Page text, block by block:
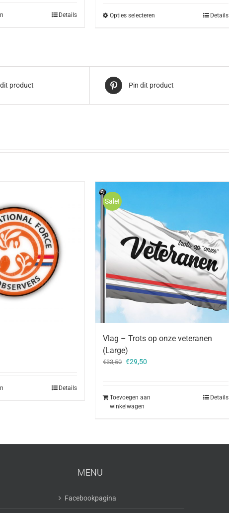
Details Opties selecteren Details
product Pin dit product
Details
Sale!
Vlag – Trots op onze veteranen
(Large)
€33,50 Oorspronkelijke
€29,50
Toevoegen aan
winkelwagen
Details
MENU
Facebookpagina